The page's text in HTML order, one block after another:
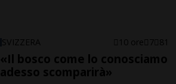
SVIZZERA 10 ore 7 81
«Il bosco come lo conosciamo
adesso scomparirà»